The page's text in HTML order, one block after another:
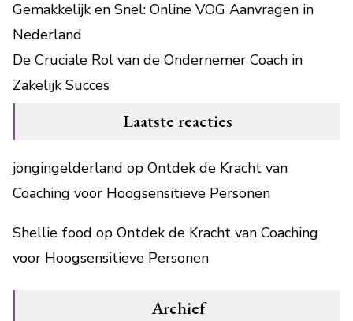
Gemakkelijk en Snel: Online VOG Aanvragen in
Nederland
De Cruciale Rol van de Ondernemer Coach in
Zakelijk Succes
Laatste reacties
jongingelderland op Ontdek de Kracht van
Coaching voor Hoogsensitieve Personen
Shellie food op Ontdek de Kracht van Coaching
voor Hoogsensitieve Personen
Archief